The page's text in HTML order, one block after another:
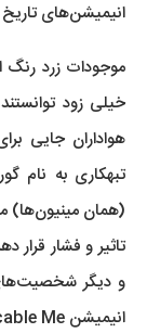
انیمیشن‌های تاریخ
خیلی زود
هواداران جایی
تبهکاری به نام
(همان مینیون‌ها)
تاثیر و فشار
و دیگر
انیمیشن Despicable Me را شکل می‌دهد.